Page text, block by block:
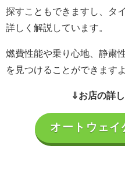
探すこともできますし、タ
詳しく解説しています。
燃費性能や乗り心地、静粛
を見つけることができますよ
⇓お店の詳
オートウェイ